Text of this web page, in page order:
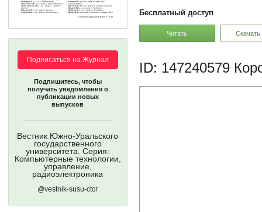
Подписаться на Журнал
Подпишитесь, чтобы
получать уведомления о
публикации новых
выпусков
Вестник Южно-Уральского
государственного
университета. Серия:
Компьютерные технологии,
управление,
радиоэлектроника
@vestnik-susu-ctcr
Бесплатный доступ
Читать Скачать
ID: 147240579